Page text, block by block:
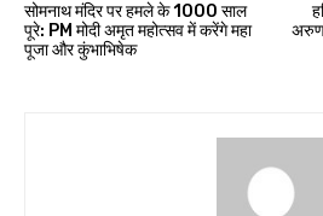
सोमनाथ मंदिर पर हमले के 1000 साल
पूरे: PM मोदी अमृत महोत्सव में करेंगे महा
पूजा और कुंभाभिषेक